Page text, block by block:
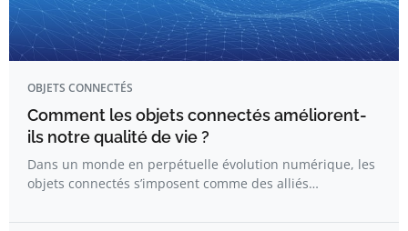
OBJETS CONNECTÉS
Comment les objets connectés améliorent-
ils notre qualité de vie ?
Dans un monde en perpétuelle évolution numérique, les
objets connectés s’imposent comme des alliés…